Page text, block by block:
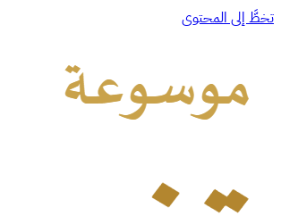
تخطَّ إلى المحتوى